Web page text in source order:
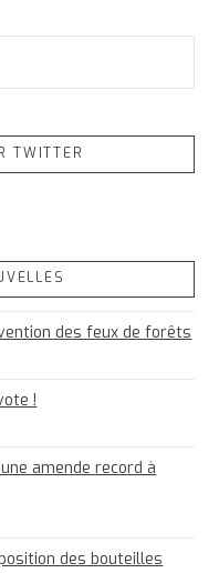
TWITTER
des feux de forêts
!
amende record à
des bouteilles